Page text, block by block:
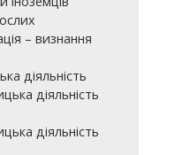
– визнання
діяльність
діяльність
діяльність